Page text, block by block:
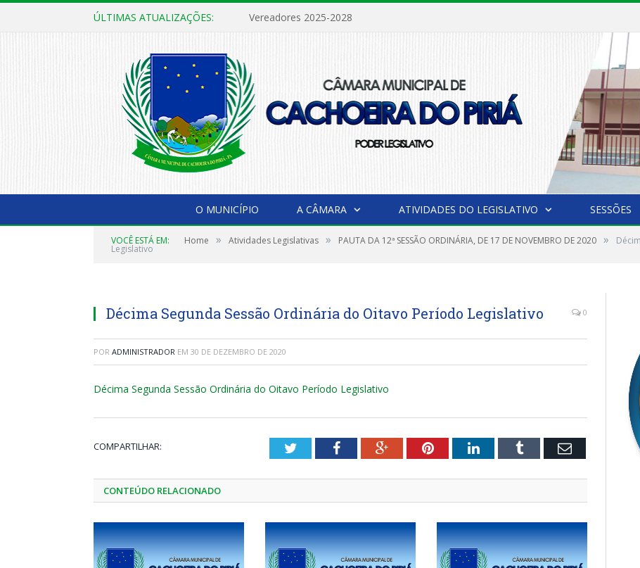
ÚLTIMAS ATUALIZAÇÕES: Vereadores 2025-2028
O MUNICÍPIO A CÂMARA ATIVIDADES DO LEGISLATIVO SESSÕES
VOCÊ ESTÁ EM: Home » Atividades Legislativas » PAUTA DA 12ª SESSÃO ORDINÁRIA, DE 17 DE NOVEMBRO DE 2020 »
Legislativo
Décima Segunda Sessão Ordinária do Oitavo Período Legislativo 0
POR ADMINISTRADOR EM 30 DE DEZEMBRO DE 2020
Décima Segunda Sessão Ordinária do Oitavo Período Legislativo
COMPARTILHAR: TwitterFacebookGoogle+PinterestLinkedInTumblr Email
CONTEÚDO RELACIONADO